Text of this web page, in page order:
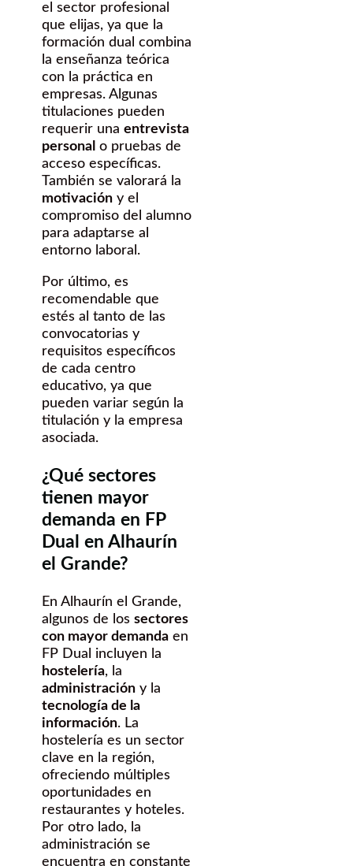
el sector profesional
que elijas, ya que la
formación dual combina
la enseñanza teórica
con la práctica en
empresas. Algunas
titulaciones pueden
requerir una entrevista
personal o pruebas de
acceso específicas.
También se valorará la
motivación y el
compromiso del alumno
para adaptarse al
entorno laboral.
Por último, es
recomendable que
estés al tanto de las
convocatorias y
requisitos específicos
de cada centro
educativo, ya que
pueden variar según la
titulación y la empresa
asociada.
¿Qué sectores
tienen mayor
demanda en FP
Dual en Alhaurín
el Grande?
En Alhaurín el Grande,
algunos de los sectores
con mayor demanda en
FP Dual incluyen la
hostelería, la
administración y la
tecnología de la
información. La
hostelería es un sector
clave en la región,
ofreciendo múltiples
oportunidades en
restaurantes y hoteles.
Por otro lado, la
administración se
encuentra en constante